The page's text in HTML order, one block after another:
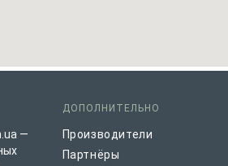
—
ДОПОЛНИТЕЛЬНО
Производители
Партнёры